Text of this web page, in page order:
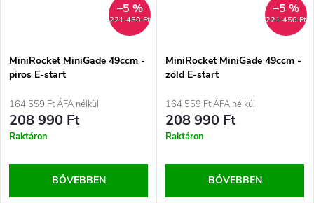
221 450 Ft
–5 %
MiniRocket MiniGade 49ccm -
piros E-start
164 559 Ft ÁFA nélkül
208 990 Ft
Raktáron
BŐVEBBEN
221 450 Ft
–5 %
MiniRocket MiniGade 49ccm -
zöld E-start
164 559 Ft ÁFA nélkül
208 990 Ft
Raktáron
BŐVEBBEN